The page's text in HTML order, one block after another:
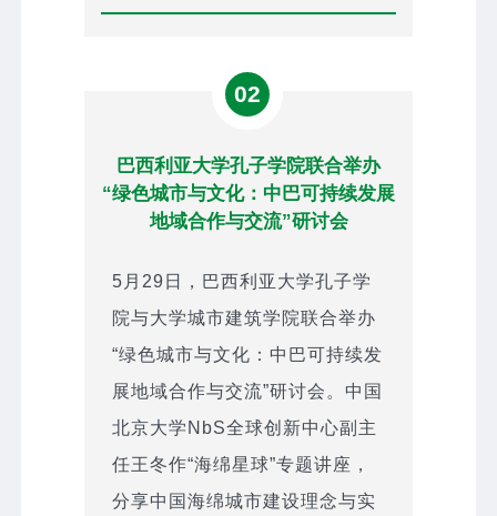
02
巴西利亚大学孔子学院联合举办
“绿色城市与文化：中巴可持续发展
地域合作与交流”研讨会
5月29日，巴西利亚大学孔子学
院与大学城市建筑学院联合举办
“绿色城市与文化：中巴可持续发
展地域合作与交流”研讨会。中国
北京大学NbS全球创新中心副主
任王冬作“海绵星球”专题讲座，
分享中国海绵城市建设理念与实